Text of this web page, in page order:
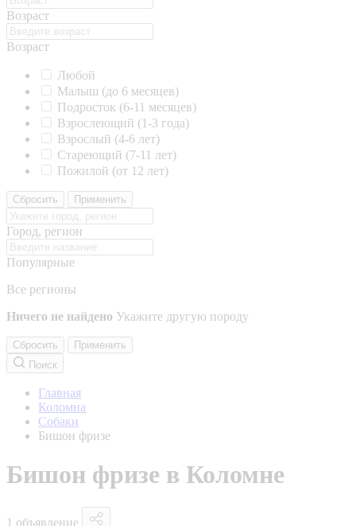
Возраст
Возраст
Любой
Малыш (до 6 месяцев)
Подросток (6-11 месяцев)
Взрослеющий (1-3 года)
Взрослый (4-6 лет)
Стареющий (7-11 лет)
Пожилой (от 12 лет)
Сбросить Применить
Город, регион
Популярные
Все регионы
Ничего не найдено Укажите другую породу
Сбросить
Применить
Поиск
Главная
Коломна
Собаки
Бишон фризе
Бишон фризе в Коломне
1 объявление